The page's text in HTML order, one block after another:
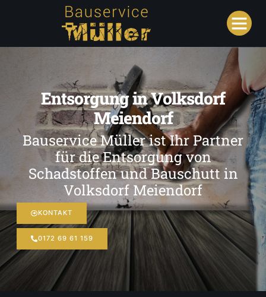
Entsorgung in Volksdorf
Meiendorf
Bauservice Müller ist Ihr Partner
für die Entsorgung von
Schadstoffen und Bauschutt in
Volksdorf Meiendorf
KONTAKT
0172 69 61 159